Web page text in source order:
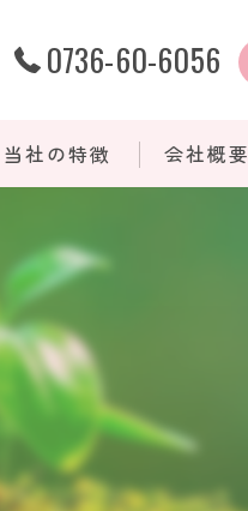
0736-60-6056
当社の特徴
医療的ケア
重度訪問介護
自費サービス
会社概要